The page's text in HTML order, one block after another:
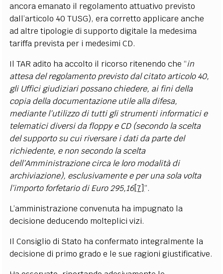
ancora emanato il regolamento attuativo previsto
dall’articolo 40 TUSG), era corretto applicare anche
ad altre tipologie di supporto digitale la medesima
tariffa prevista per i medesimi CD.
Il TAR adito ha accolto il ricorso ritenendo che “in
attesa del regolamento previsto dal citato articolo 40,
gli Uffici giudiziari possano chiedere, ai fini della
copia della documentazione utile alla difesa,
mediante l’utilizzo di tutti gli strumenti informatici e
telematici diversi da floppy e CD (secondo la scelta
del supporto su cui riversare i dati da parte del
richiedente, e non secondo la scelta
dell’Amministrazione circa le loro modalità di
archiviazione), esclusivamente e per una sola volta
l’importo forfetario di Euro 295,16[7]”.
L’amministrazione convenuta ha impugnato la
decisione deducendo molteplici vizi.
Il Consiglio di Stato ha confermato integralmente la
decisione di primo grado e le sue ragioni giustificative.